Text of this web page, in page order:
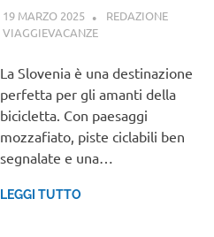
19 MARZO 2025
REDAZIONE
VIAGGIEVACANZEVIAGGI NEL MONDO
La Slovenia è una destinazione
perfetta per gli amanti della
bicicletta. Con paesaggi
mozzafiato, piste ciclabili ben
segnalate e una…
LEGGI TUTTO